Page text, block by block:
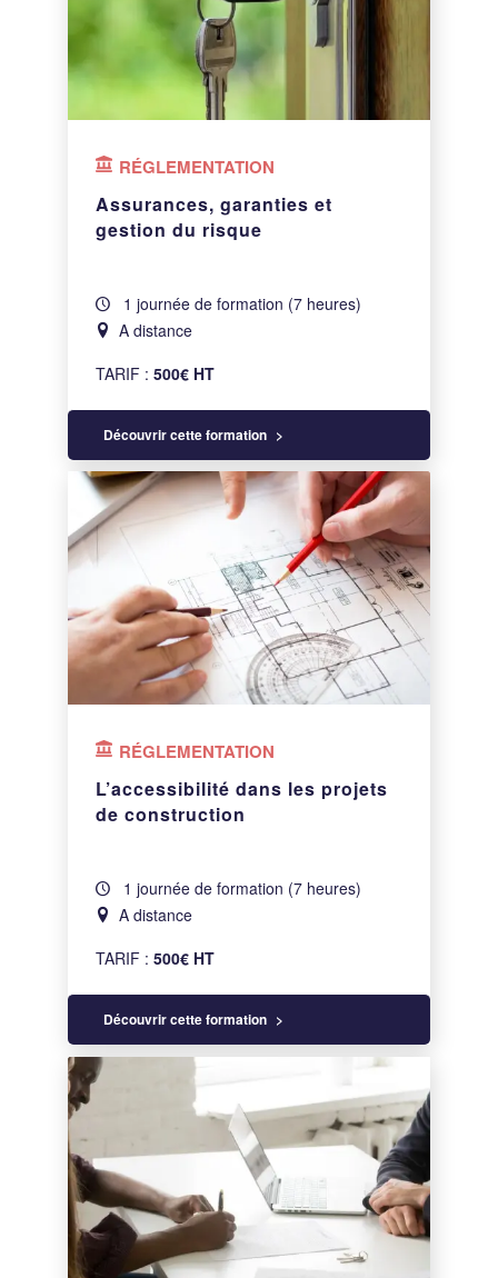
RÉGLEMENTATION
Assurances, garanties et
gestion du risque
1 journée de formation (7 heures)
A distance
TARIF :500€ HT
Découvrir cette formation
RÉGLEMENTATION
L’accessibilité dans les projets
de construction
1 journée de formation (7 heures)
A distance
TARIF :500€ HT
Découvrir cette formation